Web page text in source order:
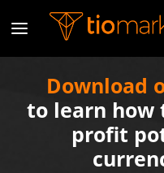
Download
to learn how
profit